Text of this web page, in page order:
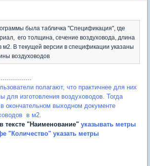
была табличка "Спецификация", где
его толщина, сечение воздуховода, длина
м2. В текущей версии в спецификации указаны
воздуховодов
полагают, что практичнее для них
для изготовления воздуховодов. Тогда
окончательном выходном документе
в м2.
в тексте "Наименование" указывать метры
"Количество" указать метры